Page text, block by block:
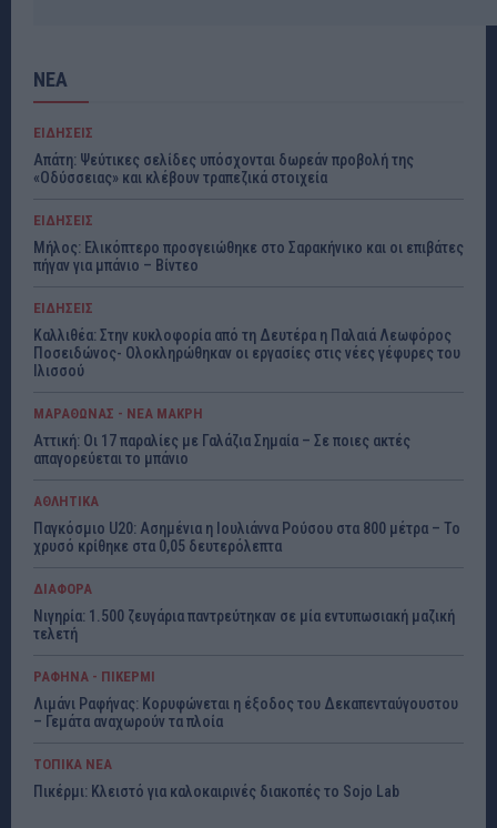
ΝΕΑ
ΕΙΔΗΣΕΙΣ
Απάτη: Ψεύτικες σελίδες υπόσχονται δωρεάν προβολή της
«Οδύσσειας» και κλέβουν τραπεζικά στοιχεία
ΕΙΔΗΣΕΙΣ
Μήλος: Ελικόπτερο προσγειώθηκε στο Σαρακήνικο και οι επιβάτες
πήγαν για μπάνιο – Βίντεο
ΕΙΔΗΣΕΙΣ
Καλλιθέα: Στην κυκλοφορία από τη Δευτέρα η Παλαιά Λεωφόρος
Ποσειδώνος- Ολοκληρώθηκαν οι εργασίες στις νέες γέφυρες του
Ιλισσού
ΜΑΡΑΘΩΝΑΣ - ΝΕΑ ΜΑΚΡΗ
Αττική: Οι 17 παραλίες με Γαλάζια Σημαία – Σε ποιες ακτές
απαγορεύεται το μπάνιο
ΑΘΛΗΤΙΚΑ
Παγκόσμιο U20: Ασημένια η Ιουλιάννα Ρούσου στα 800 μέτρα – Το
χρυσό κρίθηκε στα 0,05 δευτερόλεπτα
ΔΙΑΦΟΡΑ
Νιγηρία: 1.500 ζευγάρια παντρεύτηκαν σε μία εντυπωσιακή μαζική
τελετή
ΡΑΦΗΝΑ - ΠΙΚΕΡΜΙ
Λιμάνι Ραφήνας: Κορυφώνεται η έξοδος του Δεκαπενταύγουστου
– Γεμάτα αναχωρούν τα πλοία
ΤΟΠΙΚΑ ΝΕΑ
Πικέρμι: Κλειστό για καλοκαιρινές διακοπές το Sojo Lab